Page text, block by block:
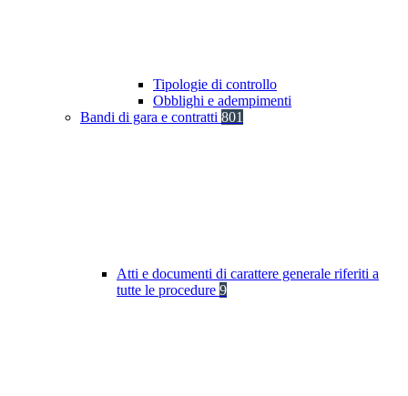
Tipologie di controllo
Obblighi e adempimenti
Bandi di gara e contratti 801
Atti e documenti di carattere generale riferiti a
tutte le procedure 9